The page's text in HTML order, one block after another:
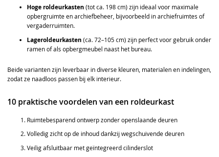
Hoge roldeurkasten (tot ca. 198 cm) zijn ideaal voor maximale
opbergruimte en archiefbeheer, bijvoorbeeld in archiefruimtes of
vergaderruimten.
Lageroldeurkasten (ca. 72–105 cm) zijn perfect voor gebruik onder
ramen of als opbergmeubel naast het bureau.
Beide varianten zijn leverbaar in diverse kleuren, materialen en indelingen,
zodat ze naadloos passen bij elk interieur.
10 praktische voordelen van een roldeurkast
Ruimtebesparend ontwerp zonder openslaande deuren
Volledig zicht op de inhoud dankzij wegschuivende deuren
Veilig afsluitbaar met geïntegreerd cilinderslot